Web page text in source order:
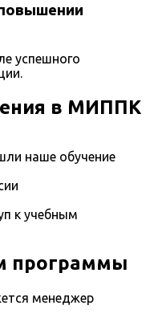
успешного
в МИППК
наше обучение
к учебным
программы
менеджер